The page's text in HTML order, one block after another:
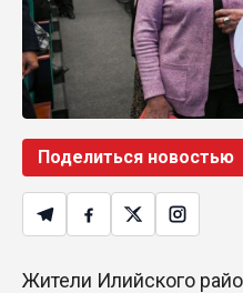
Димаш Кудайберген
хореографией на
31 Июл. 2026 14:11
Роботы-доставщики
31 Июл. 2026 10:58
индустриально-
Поделиться новостью
Жители Илийского